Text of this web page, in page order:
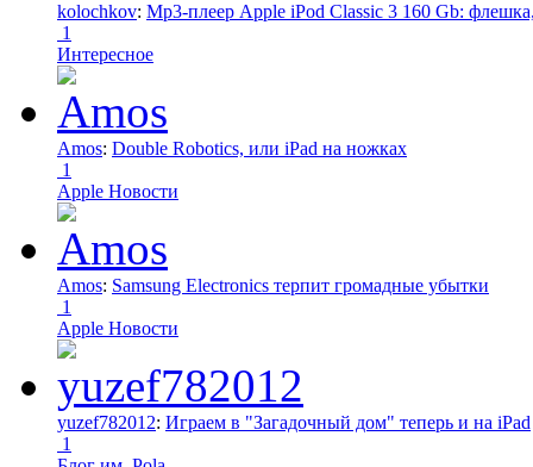
kolochkov: Mp3-плеер Apple iPod Classic 3 160 Gb:
1
Интересное
Amos: Double Robotics, или iPad на ножках
1
Apple Новости
Amos: Samsung Electronics терпит громадные убытки
1
Apple Новости
yuzef782012: Играем в "Загадочный дом" теперь и на iPad
1